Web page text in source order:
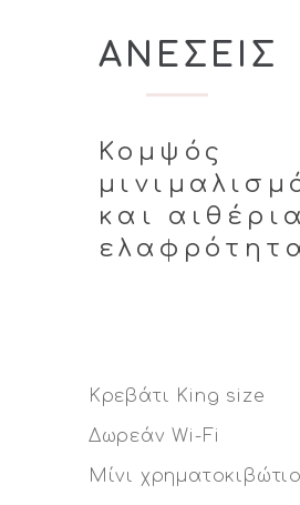
ΑΝΕΣΕΙΣ
Κομψός
και αιθέρια
Κρεβάτι King size
Δωρεάν Wi-Fi
Μίνι χρηματοκιβώτιο